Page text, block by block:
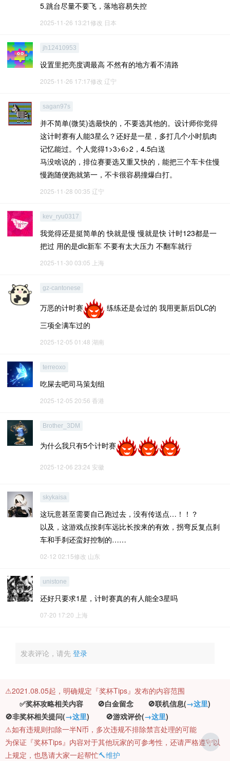
5.跳台尽量不要飞，落地容易失控
2025-11-26 13:21修改 日本
jh12410953
设置里把亮度调最高 不然有的地方看不清路
2025-11-26 17:17修改 辽宁
sagan97s
并不简单(微笑)选最快的，不要选其他的。设计师你觉得
这计时赛有人能3星么？还好是一星，多打几个小时肌肉
记忆能过。个人觉得1>3>6>2，4.5白送
马没啥说的，排位赛要选又重又快的，能把三个车卡住慢
慢跑随便跑就第一，不卡很容易撞爆白打。
2025-11-28 00:35 辽宁
kev_ryu0317
我觉得还是挺简单的 快就是慢 慢就是快 计时123都是一
把过 用的是dlc新车 不要有太大压力 不翻车就行
2025-11-30 03:05 上海
gz-cantonese
万恶的计时赛
练练还是会过的 我用更新后DLC的
三项全满车过的
2025-12-05 01:48 湖南
terreoxo
吃屎去吧司马策划组
2025-12-05 20:56 香港
Brother_3DM
为什么我只有5个计时赛
2025-12-06 23:24 安徽
skykaisa
这玩意甚至需要自己跑过去，没有传送点…！！？
以及，这游戏点按刹车远比长按来的有效，拐弯反复点刹
车和手刹还蛮好控制的……
02-12 02:15修改 山东
unistone
还好只要求1星，计时赛真的有人能全3星吗
07-20 17:20 上海
发表评论，请先 登录
⚠️2021.08.05起，明确规定『奖杯Tips』发布的内容范围
✅奖杯攻略相关内容 🚫白金留念 🚫联机信息(→这里)
🚫非奖杯相关提问(→这里) 🚫游戏评价(→这里)
⚠️如有违规则扣除一半N币，多次违规不排除禁言处理的可能
为保证『奖杯Tips』内容对于其他玩家的可参考性，还请严格遵守以
上规定，也恳请大家一起帮忙🔨维护
T